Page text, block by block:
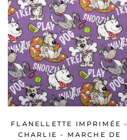
FLANELLETTE IMPRIMÉE -
CHARLIE - MARCHE DE